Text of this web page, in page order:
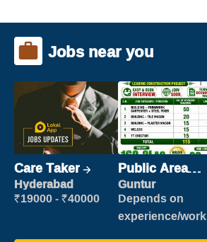
Jobs near you
Care Taker
Hyderabad
₹19000 - ₹40000
Public Area
Cleaner
Guntur
Depends on
experience/work